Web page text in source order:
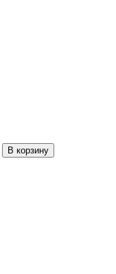
В корзину